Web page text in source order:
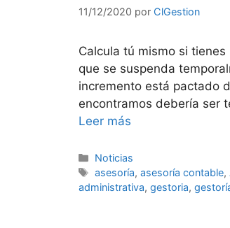
11/12/2020 por ClGestion
Calcula tú mismo si
que se suspenda
incremento está pactado
encontramos debería ser
Leer más
Categorías
Noticias
Etiquetas
asesoría,asesoría contable,
administrativa, gestoria,